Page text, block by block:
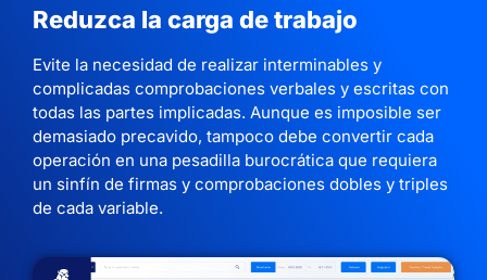
Reduzca la carga de trabajo
Evite la necesidad de realizar interminables y
complicadas comprobaciones verbales y escritas con
todas las partes implicadas. Aunque es imposible ser
demasiado precavido, tampoco debe convertir cada
operación en una pesadilla burocrática que requiera
un sinfín de firmas y comprobaciones dobles y triples
de cada variable.